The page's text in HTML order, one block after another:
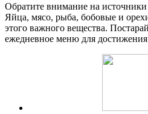
Обратите внимание на
Яйца, мясо, рыба, бобовые и
этого важного вещества.
ежедневное меню для